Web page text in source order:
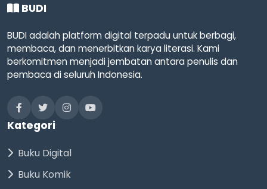
BUDI
BUDI adalah platform digital terpadu untuk berbagi,
membaca, dan menerbitkan karya literasi. Kami
berkomitmen menjadi jembatan antara penulis dan
pembaca di seluruh Indonesia.
Kategori
Buku Digital
Buku Komik